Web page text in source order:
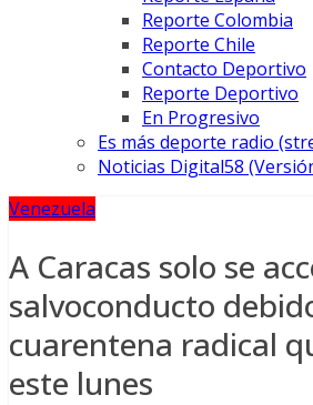
Reporte Colombia
Reporte Chile
Contacto Deportivo
Reporte Deportivo
En Progresivo
Es más deporte radio
Noticias Digital58
Venezuela
A Caracas solo se
salvoconducto
cuarentena radical
este lunes